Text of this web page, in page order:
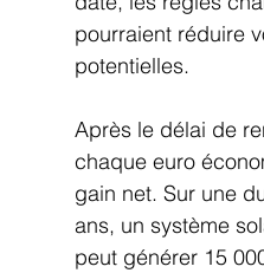
pourraient réduire
potentielles.
Après le délai de
chaque euro
gain net. Sur une
ans, un système
peut générer 15